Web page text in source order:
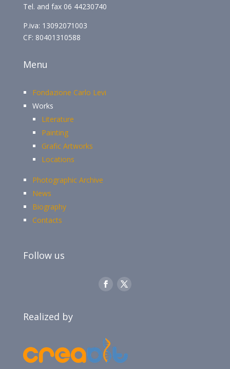
Tel. and fax 06 44230740
P.iva: 13092071003
CF: 80401310588
Menu
Fondazione Carlo Levi
Works
Literature
Painting
Grafic Artworks
Locations
Photographic Archive
News
Biography
Contacts
Follow us
Realized by